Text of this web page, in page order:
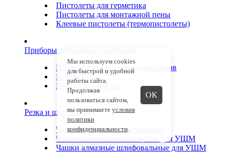
Пистолеты для герметика
Пистолеты для монтажной пены
Клеевые пистолеты (термопистолеты)
Приборы визуального контроля
Принадлежности для видеоскопов
Видеоскопы
Гибкие волноводы
Резка и шлифование
Чашечные щетки со шпилькой
Чашечные-конические щетки для УШМ
Чашки алмазные шлифовальные для УШМ
Мы используем cookies
для быстрой и удобной
работы сайта.
Продолжая
пользоваться сайтом,
вы принимаете условия
политики
конфиденциальности.
ОК